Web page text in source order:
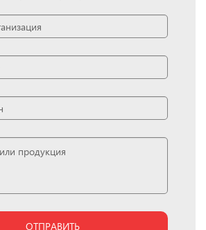
ОТПРАВИТЬ